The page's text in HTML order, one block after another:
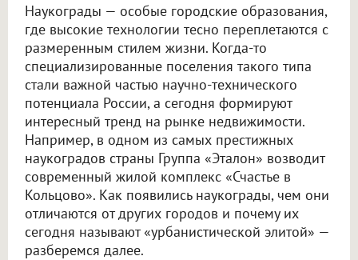
Наукограды — особые городские образования,
где высокие технологии тесно переплетаются с
размеренным стилем жизни. Когда-то
специализированные поселения такого типа
стали важной частью научно-технического
потенциала России, а сегодня формируют
интересный тренд на рынке недвижимости.
Например, в одном из самых престижных
наукоградов страны Группа «Эталон» возводит
современный жилой комплекс «Счастье в
Кольцово». Как появились наукограды, чем они
отличаются от других городов и почему их
сегодня называют «урбанистической элитой» —
разберемся далее.